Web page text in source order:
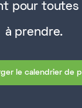
pour toutes
à prendre.
le calendrier de